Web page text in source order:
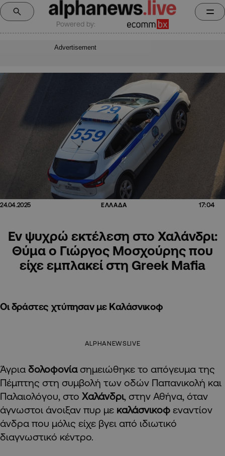
Powered by:
Advertisement
24.04.2025 ΕΛΛΑΔΑ 17:04
Εν ψυχρώ εκτέλεση στο Χαλάνδρι:
Θύμα ο Γιώργος Μοσχούρης που
είχε εμπλακεί στη Greek Mafia
Οι δράστες χτύπησαν με Καλάσνικοφ
ALPHANEWSLIVE
Άγρια δολοφονία σημειώθηκε το απόγευμα της
Πέμπτης στη συμβολή των οδών Παπανικολή και
Παλαιολόγου, στο Χαλάνδρι, στην Αθήνα, όταν
άγνωστοι άνοιξαν πυρ με καλάσνικοφ εναντίον
άνδρα που μόλις είχε βγει από ιδιωτικό
διαγνωστικό κέντρο.